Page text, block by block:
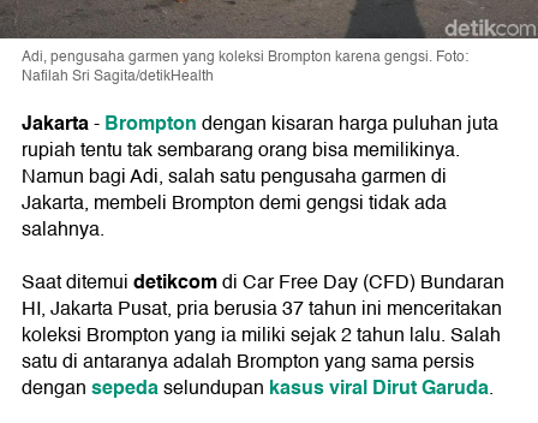
Adi, pengusaha garmen yang koleksi Brompton karena gengsi. Foto:
Nafilah Sri Sagita/detikHealth
Jakarta-Bromptondengan kisaran harga puluhan juta
rupiah tentu tak sembarang orang bisa memilikinya.
Namun bagi Adi, salah satu pengusaha garmen di
Jakarta, membeli Brompton demi gengsi tidak ada
salahnya.
Saat ditemuidetikcomdi Car Free Day (CFD) Bundaran
HI, Jakarta Pusat, pria berusia 37 tahun ini menceritakan
koleksi Brompton yang ia miliki sejak 2 tahun lalu. Salah
satu di antaranya adalah Brompton yang sama persis
dengansepedaselundupan kasus viral Dirut Garuda.